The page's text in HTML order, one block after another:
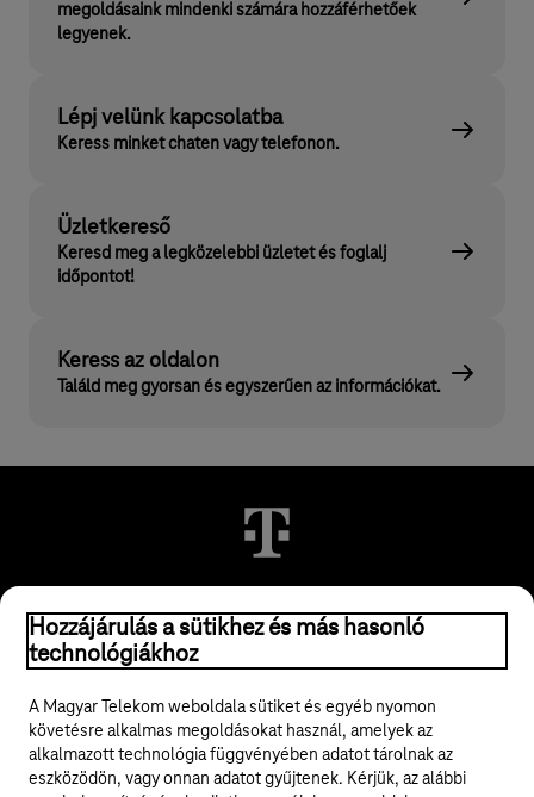
megoldásaink mindenki számára hozzáférhetőek
legyenek.
Lépj velünk kapcsolatba
Keress minket chaten vagy telefonon.
Üzletkereső
Keresd meg a legközelebbi üzletet és foglalj
időpontot!
Keress az oldalon
Találd meg gyorsan és egyszerűen az információkat.
© 2026 Magyar Telekom Nyrt.
ÁSZF
Hozzájárulás a sütikhez és más hasonló
technológiákhoz
A Magyar Telekom weboldala sütiket és egyéb nyomon
követésre alkalmas megoldásokat használ, amelyek az
alkalmazott technológia függvényében adatot tárolnak az
eszközödön, vagy onnan adatot gyűjtenek. Kérjük, az alábbi